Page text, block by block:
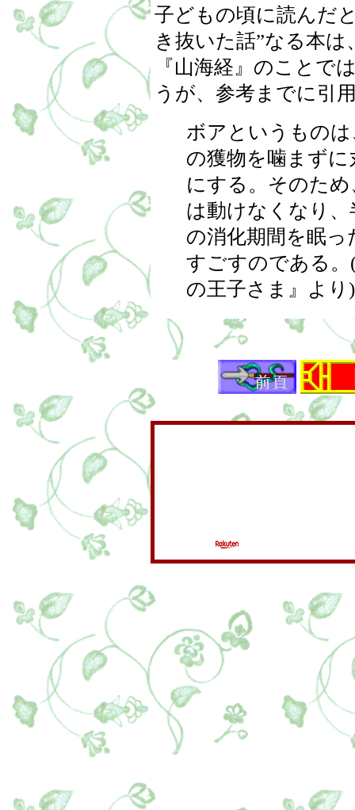
子どもの頃に読んだ
き抜いた話”なる本は
『山海経』のことで
うが、参考までに引
ボアというものは
の獲物を噛まずに
にする。そのため
は動けなくなり、
の消化期間を眠っ
すごすのである。
の王子さま』より)